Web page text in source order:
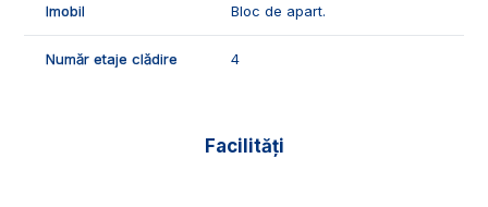
Imobil Bloc de apart.
Număr etaje clădire 4
Facilități